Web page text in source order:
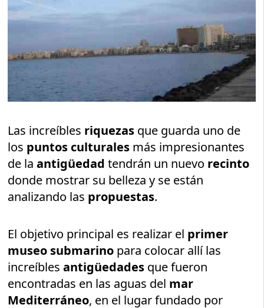
Las increíbles riquezas que guarda uno de
los puntos culturales más impresionantes
de laantigüedadtendrán un nuevo recinto
donde mostrar su belleza y se están
analizando las propuestas.
El objetivo principal es realizar el primer
museo submarino para colocar allí las
increíblesantigüedades que fueron
encontradas en las aguas del mar
Mediterráneo, en el lugar fundado por